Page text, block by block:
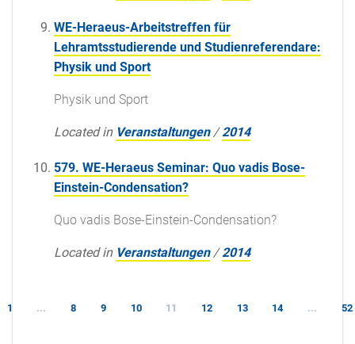
WE-Heraeus-Arbeitstreffen für
Lehramtsstudierende und Studienreferendare:
Physik und Sport
Physik und Sport
Located in Veranstaltungen /2014
579. WE-Heraeus Seminar: Quo vadis Bose-
Einstein-Condensation?
Quo vadis Bose-Einstein-Condensation?
Located in Veranstaltungen /2014
1 ... 8 9 10 11 12 13 14 ... 52